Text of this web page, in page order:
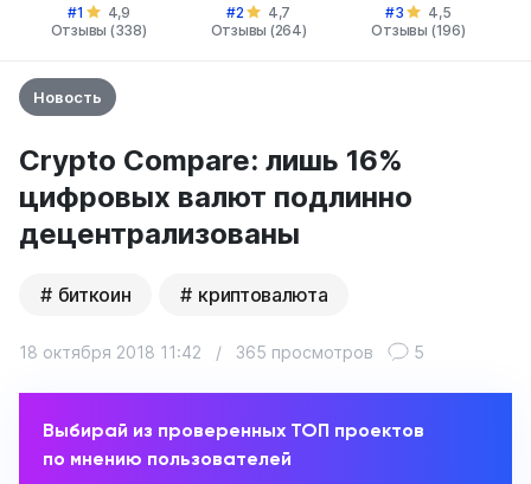
#1
4,9
Отзывы (338)
#2
4,7
Отзывы (264)
#3
4,5
Отзывы (196)
Новость
Crypto Compare: лишь 16%
цифровых валют подлинно
децентрализованы
биткоин криптовалюта
18 октября 2018 11:42 / 365 просмотров 5
Выбирай из проверенных ТОП проектов
по мнению пользователей